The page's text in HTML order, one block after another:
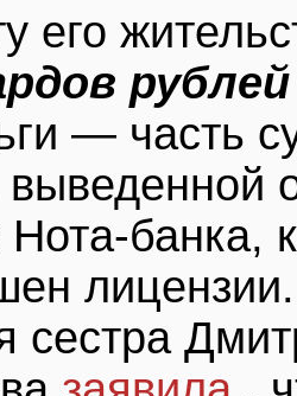
его
— часть
выведенной
Нота-банка,
лицензии.
сестра